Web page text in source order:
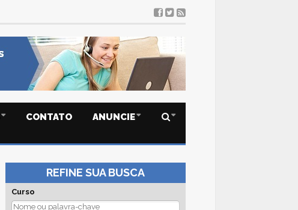
CONTATO ANUNCIE
REFINE SUA BUSCA
Curso